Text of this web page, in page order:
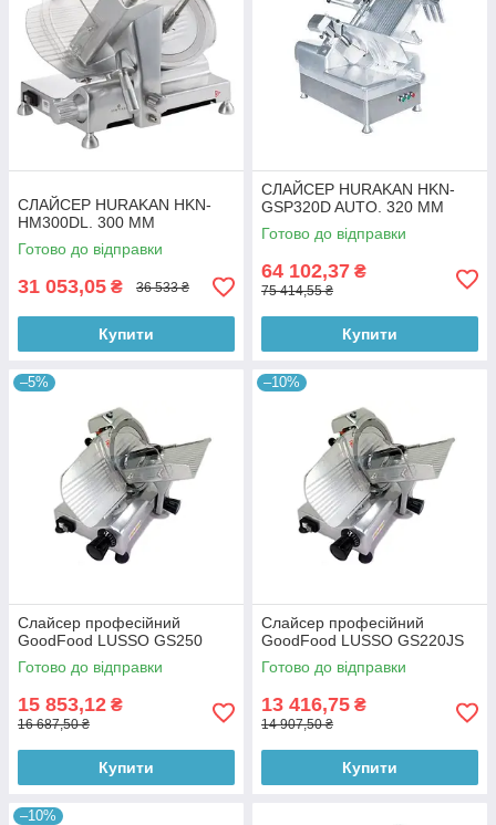
СЛАЙСЕР HURAKAN HKN-
HM300DL. 300 ММ
Готово до відправки
31 053,05 ₴ 36 533 ₴
Купити
СЛАЙСЕР HURAKAN HKN-
GSP320D AUTO. 320 ММ
Готово до відправки
64 102,37 ₴
75 414,55 ₴
Купити
–5%
Слайсер професійний
GoodFood LUSSO GS250
Готово до відправки
15 853,12 ₴
16 687,50 ₴
Купити
–10%
Слайсер професійний
GoodFood LUSSO GS220JS
Готово до відправки
13 416,75 ₴
14 907,50 ₴
Купити
–10%